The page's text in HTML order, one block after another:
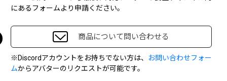
にあるフォームより申請ください。
商品について問い合わせる
※Discordアカウントをお持ちでない方は、
お問い合わせフォー
ムからアバターのリクエストが可能です。